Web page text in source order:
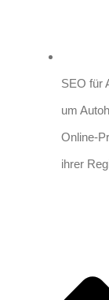
SEO für
um
Online-
ihrer